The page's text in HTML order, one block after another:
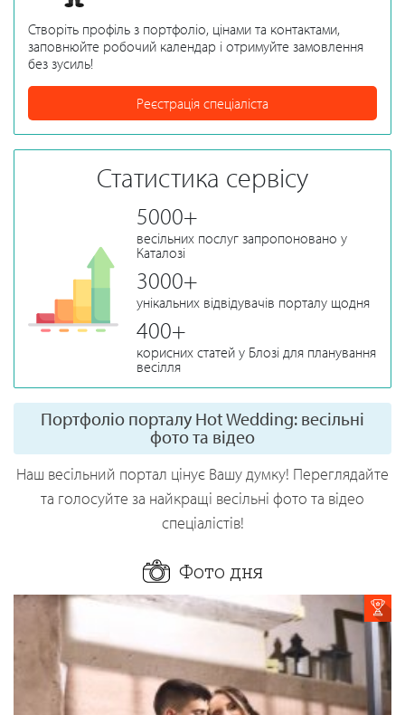
Створіть профіль з портфоліо, цінами та контактами,
заповнюйте робочий календар і отримуйте замовлення
без зусиль!
Реєстрація спеціаліста
Статистика сервісу
5000+
весільних послуг запропоновано у
Каталозі
3000+
унікальних відвідувачів порталу щодня
400+
корисних статей у Блозі для планування
весілля
Портфоліо порталу Hot Wedding: весільні
фото та відео
Наш весільний портал цінує Вашу думку! Переглядайте
та голосуйте за найкращі весільні фото та відео
спеціалістів!
Фото дня